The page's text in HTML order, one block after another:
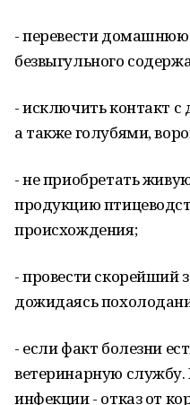
- перевести
безвыгульного
- исключить контакт с
а также голубями,
- не приобретать
продукцию
происхождения;
- провести скорейший
дожидаясь
- если факт болезни
ветеринарную
инфекции - отказ от